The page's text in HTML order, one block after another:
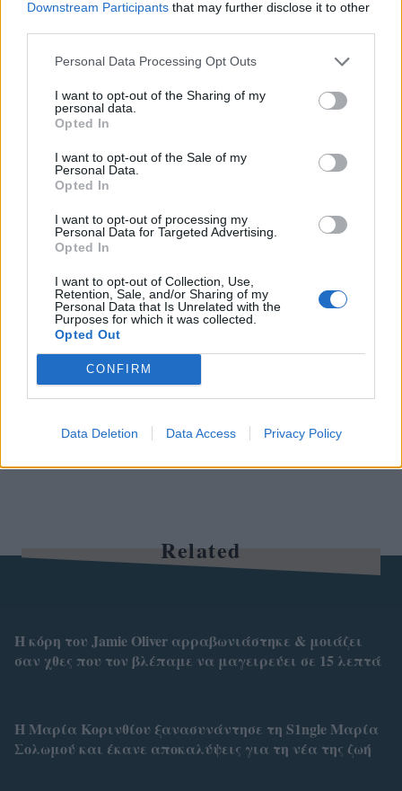
Downstream Participants that may further disclose it to other
Personal Data Processing Opt Outs
I want to opt-out of the Sharing of my
personal data.
Opted In
I want to opt-out of the Sale of my
Personal Data.
Opted In
I want to opt-out of processing my
Personal Data for Targeted Advertising.
Opted In
I want to opt-out of Collection, Use,
Retention, Sale, and/or Sharing of my
Personal Data that Is Unrelated with the
Purposes for which it was collected.
Opted Out
CONFIRM
Data Deletion Data Access Privacy Policy
Τι απέγιναν τα μαλλιά σου, Jude;
01 06
JUDE LAW ΜΑΛΛΙΑ ΑΡΑΙΩΣΗ
ΑΡΑΙΑ ΜΑΛΛΙΑ
Related
Η κόρη του Jamie Oliver αρραβωνιάστηκε & μοιάζει
σαν χθες που τον βλέπαμε να μαγειρεύει σε 15 λεπτά
Η Μαρία Κορινθίου ξανασυνάντησε τη S1ngle Μαρία
Σολωμού και έκανε αποκαλύψεις για τη νέα της ζωή